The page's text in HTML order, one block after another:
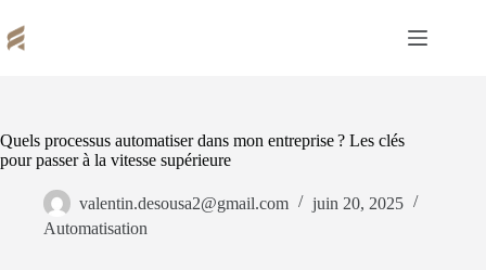
au
contenu
Quels processus automatiser dans mon entreprise ? Les clés
pour passer à la vitesse supérieure
valentin.desousa2@gmail.com
juin 20, 2025
Automatisation